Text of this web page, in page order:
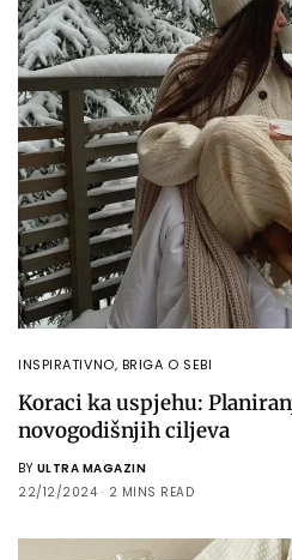
INSPIRATIVNO, BRIGA O SEBI
Koraci ka uspjehu:
novogodišnjih ciljeva
BY ULTRA MAGAZIN
22/12/2024
2 MINS READ